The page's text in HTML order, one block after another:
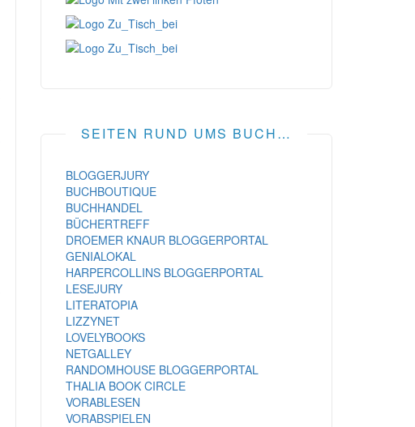
SEITEN RUND UMS BUCH…
BLOGGERJURY
BUCHBOUTIQUE
BUCHHANDEL
BÜCHERTREFF
DROEMER KNAUR BLOGGERPORTAL
GENIALOKAL
HARPERCOLLINS BLOGGERPORTAL
LESEJURY
LITERATOPIA
LIZZYNET
LOVELYBOOKS
NETGALLEY
RANDOMHOUSE BLOGGERPORTAL
THALIA BOOK CIRCLE
VORABLESEN
VORABSPIELEN